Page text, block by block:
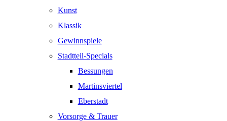
Kunst
Klassik
Gewinnspiele
Stadtteil-Specials
Bessungen
Martinsviertel
Eberstadt
Vorsorge & Trauer